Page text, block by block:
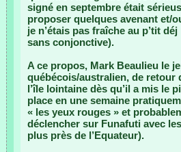
signé en septembre était
proposer quelques avenant et/
je n’étais pas fraîche au p’tit
sans conjonctive).
A ce propos, Mark Beaulieu le
québécois/australien, de retour
l’île lointaine dès qu’il a mis le
place en une semaine
« les yeux rouges » et
déclencher sur Funafuti avec
plus près de l’Equateur).